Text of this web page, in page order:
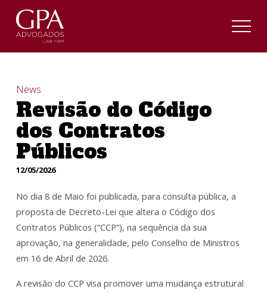
News
Revisão do Código
dos Contratos
Públicos
12/05/2026
No dia 8 de Maio foi publicada, para consulta pública, a
proposta de Decreto-Lei que altera o Código dos
Contratos Públicos (“CCP”), na sequência da sua
aprovação, na generalidade, pelo Conselho de Ministros
em 16 de Abril de 2026.
A revisão do CCP visa promover uma mudança estrutural